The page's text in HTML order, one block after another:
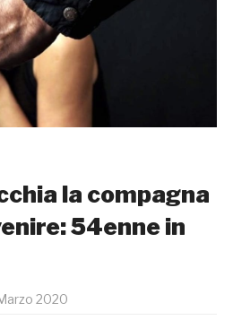
la compagna
54enne in
2020